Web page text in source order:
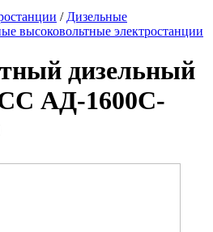
/ Дизельные
высоковольтные электростанции
дизельный
АД-1600С-